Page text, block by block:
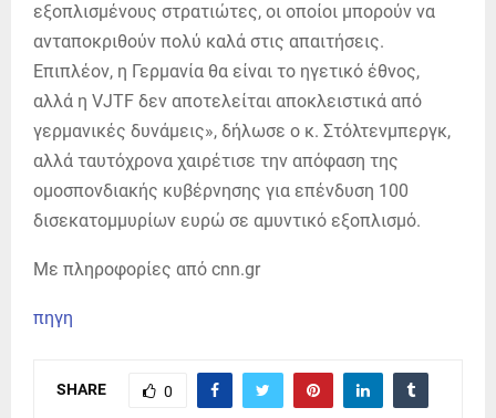
εξοπλισμένους στρατιώτες, οι οποίοι μπορούν να
ανταποκριθούν πολύ καλά στις απαιτήσεις.
Επιπλέον, η Γερμανία θα είναι το ηγετικό έθνος,
αλλά η VJTF δεν αποτελείται αποκλειστικά από
γερμανικές δυνάμεις», δήλωσε ο κ. Στόλτενμπεργκ,
αλλά ταυτόχρονα χαιρέτισε την απόφαση της
ομοσπονδιακής κυβέρνησης για επένδυση 100
δισεκατομμυρίων ευρώ σε αμυντικό εξοπλισμό.
Με πληροφορίες από cnn.gr
πηγη
SHARE 0